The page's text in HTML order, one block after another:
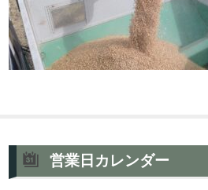
お知らせブログ
DIY – 販売
営業日カレンダー